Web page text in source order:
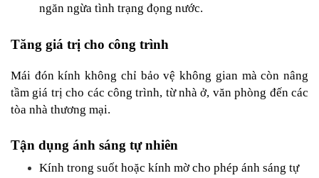
ngăn ngừa tình trạng đọng nước.
Tăng giá trị cho công trình
Mái đón kính không chỉ bảo vệ không gian mà còn nâng
tầm giá trị cho các công trình, từ nhà ở, văn phòng đến các
tòa nhà thương mại.
Tận dụng ánh sáng tự nhiên
Kính trong suốt hoặc kính mờ cho phép ánh sáng tự